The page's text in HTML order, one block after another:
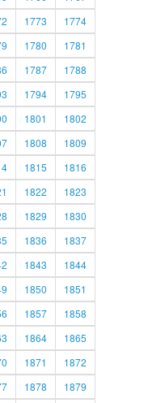
1773
1774
1780
1781
1787
1788
1794
1795
1801
1802
1808
1809
1815
1816
1822
1823
1829
1830
1836
1837
1843
1844
1850
1851
1857
1858
1864
1865
1871
1872
1878
1879